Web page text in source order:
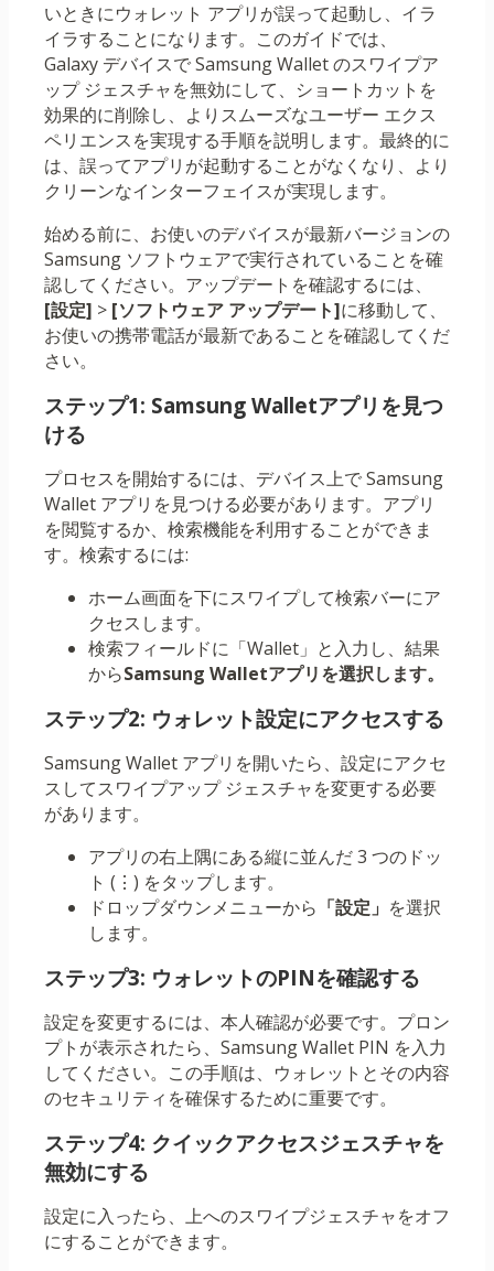
いときにウォレット アプリが誤って起動し、イラ
イラすることになります。このガイドでは、
Galaxy デバイスで Samsung Wallet のスワイプア
ップ ジェスチャを無効にして、ショートカットを
効果的に削除し、よりスムーズなユーザー エクス
ペリエンスを実現する手順を説明します。最終的に
は、誤ってアプリが起動することがなくなり、より
クリーンなインターフェイスが実現します。
始める前に、お使いのデバイスが最新バージョンの
Samsung ソフトウェアで実行されていることを確
認してください。アップデートを確認するには、
[設定] > [ソフトウェア アップデート]に移動して、
お使いの携帯電話が最新であることを確認してくだ
さい。
ステップ1: Samsung Walletアプリを見つ
ける
プロセスを開始するには、デバイス上で Samsung
Wallet アプリを見つける必要があります。アプリ
を閲覧するか、検索機能を利用することができま
す。検索するには:
ホーム画面を下にスワイプして検索バーにア
クセスします。
検索フィールドに「Wallet」と入力し、結果
からSamsung Walletアプリを選択します。
ステップ2: ウォレット設定にアクセスする
Samsung Wallet アプリを開いたら、設定にアクセ
スしてスワイプアップ ジェスチャを変更する必要
があります。
アプリの右上隅にある縦に並んだ 3 つのドッ
ト (⋮) をタップします。
ドロップダウンメニューから 「設定」 を選択
します。
ステップ3: ウォレットのPINを確認する
設定を変更するには、本人確認が必要です。プロン
プトが表示されたら、Samsung Wallet PIN を入力
してください。この手順は、ウォレットとその内容
のセキュリティを確保するために重要です。
ステップ4: クイックアクセスジェスチャを
無効にする
設定に入ったら、上へのスワイプジェスチャをオフ
にすることができます。